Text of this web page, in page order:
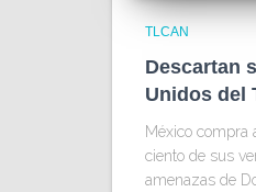
TLCAN
Descartan
Unidos del
México compra
ciento de sus
amenazas de